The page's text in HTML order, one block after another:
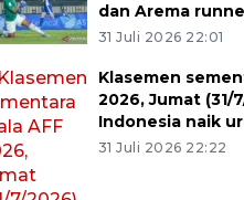
dan Arema
31 Juli 2026 22:01
Klasemen
2026, Jumat (31/
Indonesia naik
31 Juli 2026 22:22